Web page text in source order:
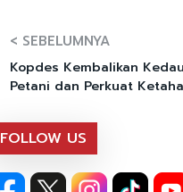
< SEBELUMNYA
Kopdes Kembalikan
Petani dan Perkuat
FOLLOW US